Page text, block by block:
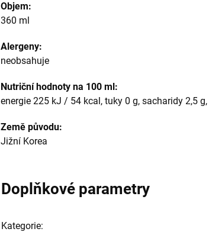
Objem:
360 ml
Alergeny:
neobsahuje
Nutriční hodnoty na 100 ml:
energie 225 kJ / 54 kcal, tuky 0 g, sacharidy 2,5
Země původu:
Jižní Korea
Doplňkové parametry
Kategorie: